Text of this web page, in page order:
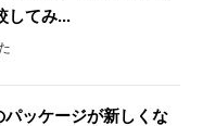
してみ...
パッケージが新しくな